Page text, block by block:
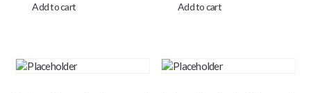
Add to cart Add to cart